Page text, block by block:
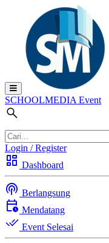
SCHOOLMEDIA Event
Login / Register
dashboard Dashboard
podcasts Berlangsung
calendar_clock Mendatang
done_all Event Selesai